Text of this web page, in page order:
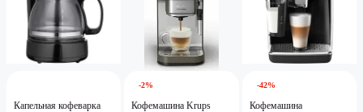
Капельная кофеварка
-2%
Кофемашина Krups
-42%
Кофемашина